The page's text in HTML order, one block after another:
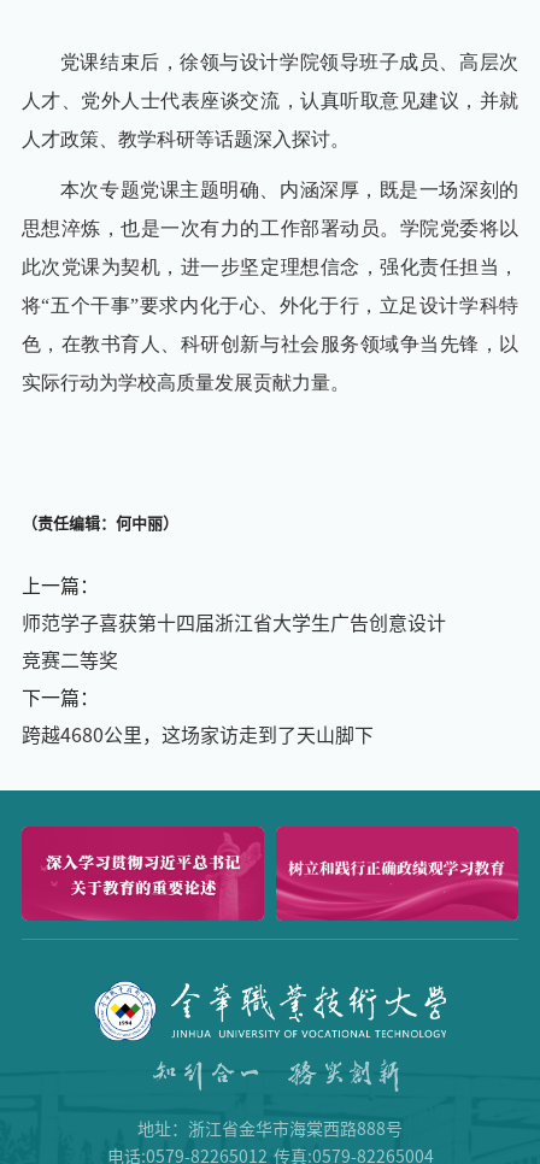
党课结束后，徐领与设计学院领导班子成员、高层次
人才、党外人士代表座谈交流，认真听取意见建议，并就
人才政策、教学科研等话题深入探讨。
本次专题党课主题明确、内涵深厚，既是一场深刻的
思想淬炼，也是一次有力的工作部署动员。学院党委将以
此次党课为契机，进一步坚定理想信念，强化责任担当，
将“五个干事”要求内化于心、外化于行，立足设计学科特
色，在教书育人、科研创新与社会服务领域争当先锋，以
实际行动为学校高质量发展贡献力量。
（责任编辑：何中丽）
上一篇：
师范学子喜获第十四届浙江省大学生广告创意设计
竞赛二等奖
下一篇：
跨越4680公里，这场家访走到了天山脚下
地址：浙江省金华市海棠西路888号
电话:0579-82265012 传真:0579-82265004